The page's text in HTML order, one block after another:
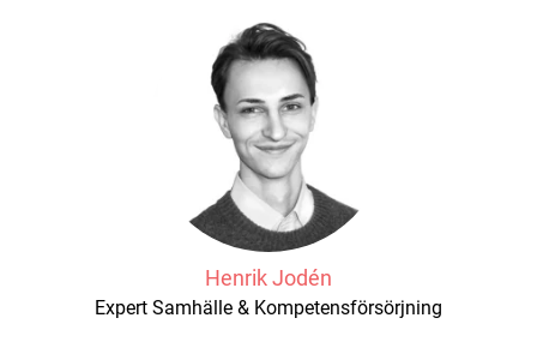
Henrik Jodén
Expert Samhälle & Kompetensförsörjning